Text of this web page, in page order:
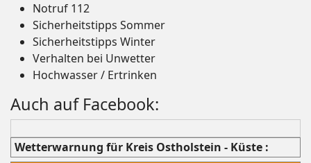
Notruf 112
Sicherheitstipps Sommer
Sicherheitstipps Winter
Verhalten bei Unwetter
Hochwasser / Ertrinken
Auch auf Facebook:
Wetterwarnung für Kreis Ostholstein - Küste :